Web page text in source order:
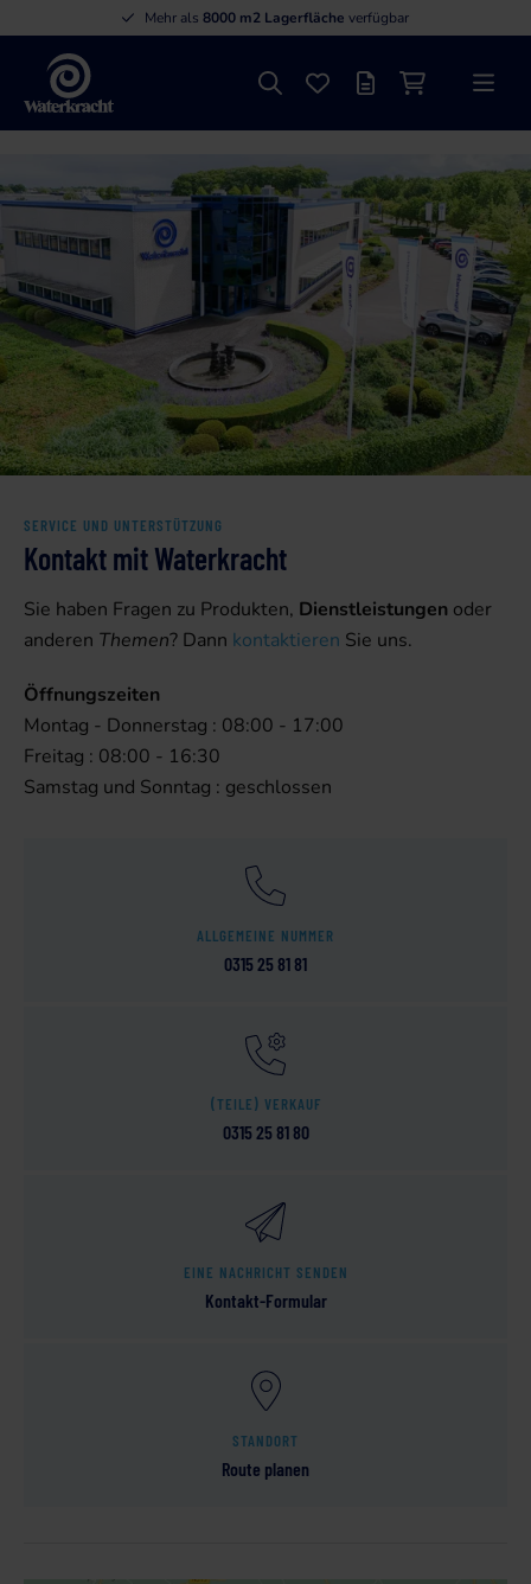
Mehr als8000 m2 Lagerfläche verfügbar
Waterkracht
SucheFavoritenAngebotslisteMenü
SERVICE UND UNTERSTÜTZUNG
Kontakt mit Waterkracht
Sie haben Fragen zu Produkten, Dienstleistungen oder
anderen Themen? Dann kontaktieren Sie uns.
Öffnungszeiten
Montag - Donnerstag : 08:00 - 17:00
Freitag : 08:00 - 16:30
Samstag und Sonntag : geschlossen
ALLGEMEINE NUMMER
0315 25 81 81
(TEILE) VERKAUF
0315 25 81 80
EINE NACHRICHT SENDEN
Kontakt-Formular
STANDORT
Route planen